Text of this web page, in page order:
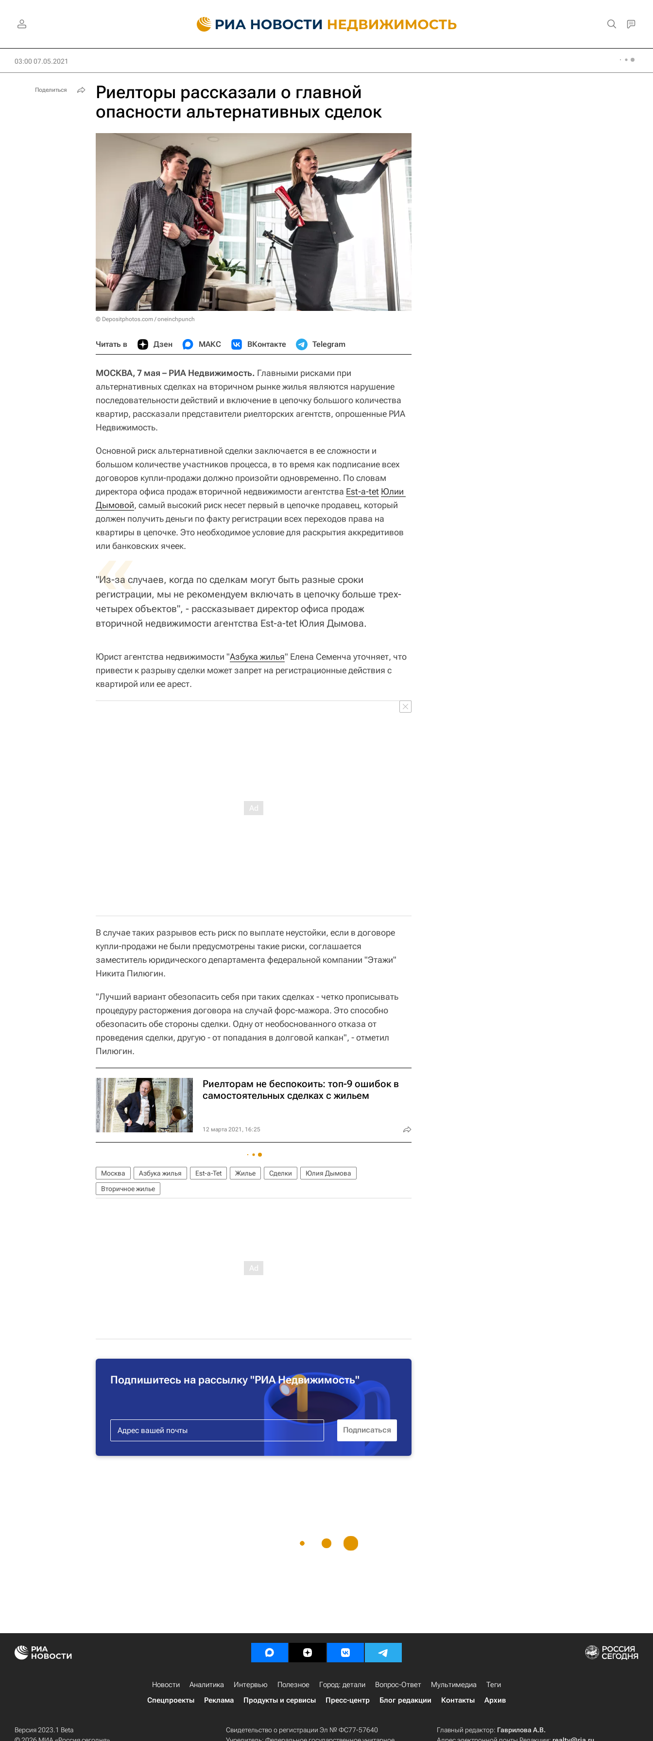
03:00 07.05.2021
Риелторы рассказали о главной
опасности альтернативных сделок
© Depositphotos.com / oneinchpunch
Читать в Дзен МАКС ВКонтакте Telegram
МОСКВА, 7 мая – РИА Недвижимость. Главными рисками при
альтернативных сделках на вторичном рынке жилья являются нарушение
последовательности действий и включение в цепочку большого количества
квартир, рассказали представители риелторских агентств, опрошенные РИА
Недвижимость.
Основной риск альтернативной сделки заключается в ее сложности и
большом количестве участников процесса, в то время как подписание всех
договоров купли-продажи должно произойти одновременно. По словам
директора офиса продаж вторичной недвижимости агентства Est-a-tet Юлии
Дымовой, самый высокий риск несет первый в цепочке продавец, который
должен получить деньги по факту регистрации всех переходов права на
квартиры в цепочке. Это необходимое условие для раскрытия аккредитивов
или банковских ячеек.
«
"Из-за случаев, когда по сделкам могут быть разные сроки
регистрации, мы не рекомендуем включать в цепочку больше трех-
четырех объектов", - рассказывает директор офиса продаж
вторичной недвижимости агентства Est-a-tet Юлия Дымова.
Юрист агентства недвижимости "Азбука жилья" Елена Семенча уточняет, что
привести к разрыву сделки может запрет на регистрационные действия с
квартирой или ее арест.
В случае таких разрывов есть риск по выплате неустойки, если в договоре
купли-продажи не были предусмотрены такие риски, соглашается
заместитель юридического департамента федеральной компании "Этажи"
Никита Пилюгин.
"Лучший вариант обезопасить себя при таких сделках - четко прописывать
процедуру расторжения договора на случай форс-мажора. Это способно
обезопасить обе стороны сделки. Одну от необоснованного отказа от
проведения сделки, другую - от попадания в долговой капкан", - отметил
Пилюгин.
Риелторам не беспокоить: топ-9 ошибок в
самостоятельных сделках с жильем
12 марта 2021, 16:25
Москва Азбука жилья Est-a-Tet Жилье Сделки
Юлия Дымова
Вторичное жилье
Подпишитесь на рассылку "РИА Недвижимость"
Поделиться
Новости Аналитика Интервью Полезное Город: детали Вопрос-Ответ Мультимедиа
Теги
Спецпроекты
Реклама Продукты и сервисы Пресс-центр Блог редакции Контакты Архив
Версия 2023.1 Beta
Свидетельство о регистрации Эл № ФС77-57640
Главный редактор: Гаврилова А.В.